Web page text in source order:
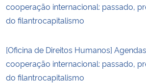
cooperação internacional: passado,
do filantrocapitalismo
[Oficina de Direitos Humanos]
cooperação internacional: passado,
do filantrocapitalismo